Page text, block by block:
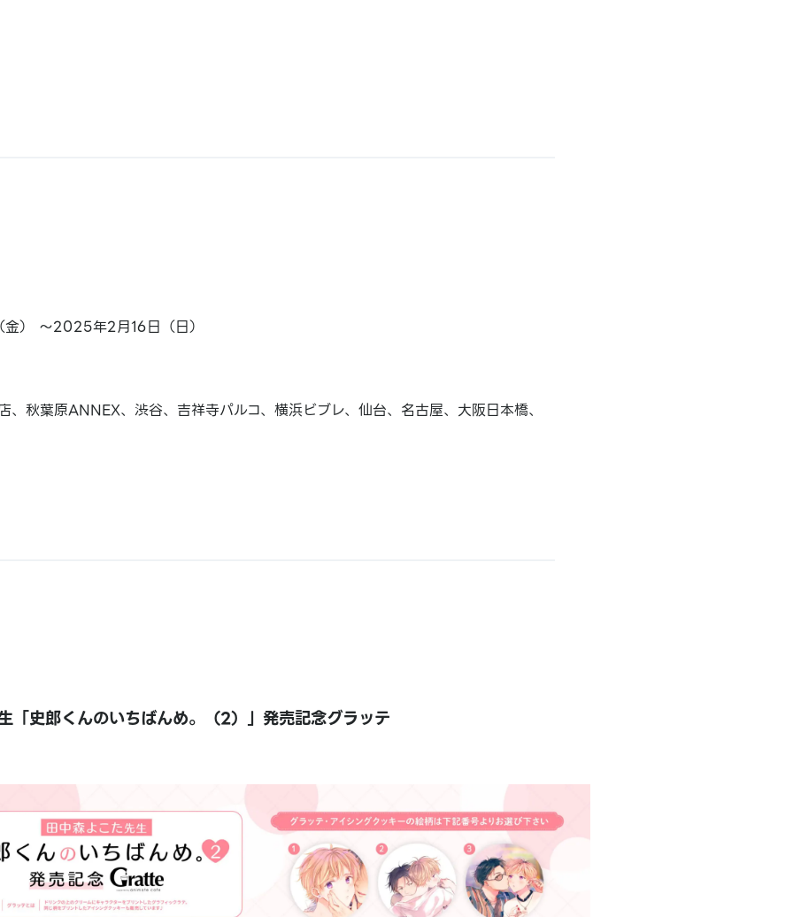
） ～2025年2月16日（日）
、秋葉原ANNEX、渋谷、吉祥寺パルコ、横浜ビブレ、仙台、名古屋、大阪日本橋、
「史郎くんのいちばんめ。（2）」発売記念グラッテ